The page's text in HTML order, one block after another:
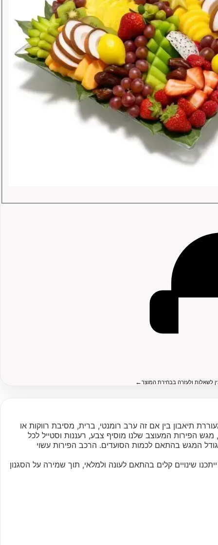
לשאלות ולעזרה בבחירת המוצר←
תיאבון בין אם זה ערב רומנטי, ברית, מסיבת רווקות או
הפירות המעוצב שלנו מוסיף צבע, רעננות וסטייל לכל
המגש בהתאם לכמות הסועדים. הרכב הפירות עשוי
שינויים קלים בהתאם לעונה ולמלאי, תוך שמירה על הסגנון